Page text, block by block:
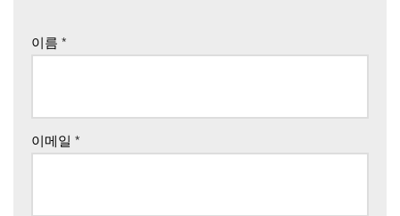
이름 *
이메일 *